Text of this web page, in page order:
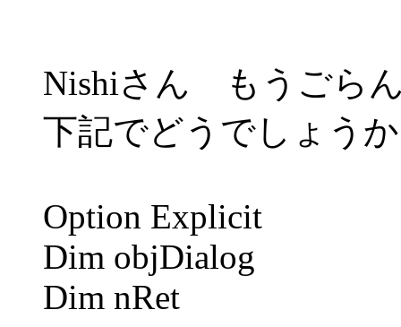
Nishiさん もうごら
下記でどうでしょうか
Option Explicit
Dim objDialog
Dim nRet